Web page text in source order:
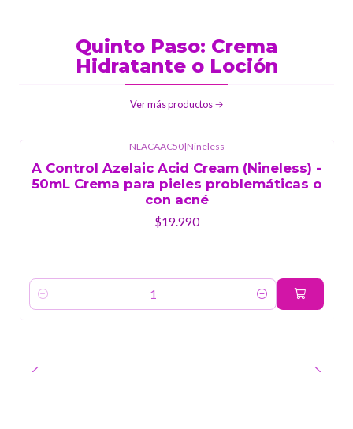
Quinto Paso: Crema
Hidratante o Loción
Ver más productos
NLACAAC50|Nineless
A Control Azelaic Acid Cream (Nineless) -
50mL Crema para pieles problemáticas o
con acné
$19.990
Cantidad